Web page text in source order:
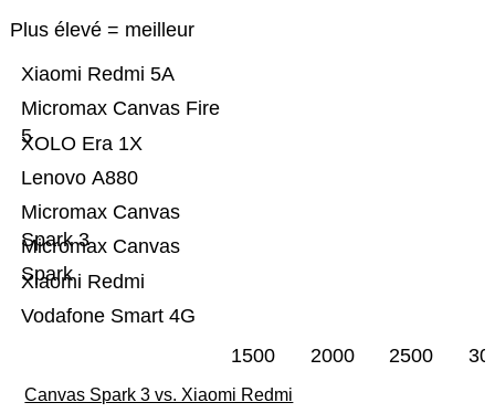
Plus élevé = meilleur
Vodafone Smart 4G
Xiaomi Redmi
Micromax Canvas
Spark
Micromax Canvas
Spark 3
Lenovo A880
XOLO Era 1X
Micromax Canvas Fire
5
Xiaomi Redmi 5A
1500 2000 2500
Canvas Spark 3 vs. Xiaomi Redmi